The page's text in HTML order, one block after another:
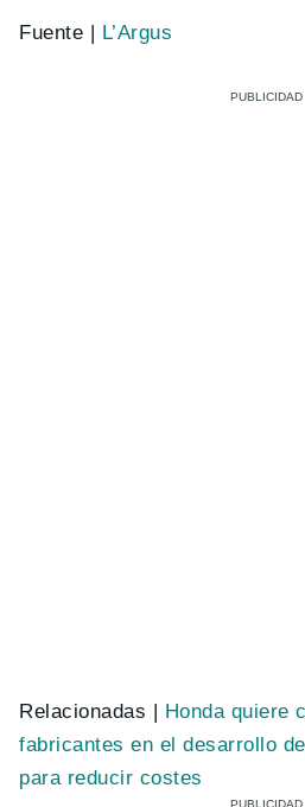
Fuente | L’Argus
Relacionadas | Honda quiere
fabricantes en el desarrollo
para reducir costes